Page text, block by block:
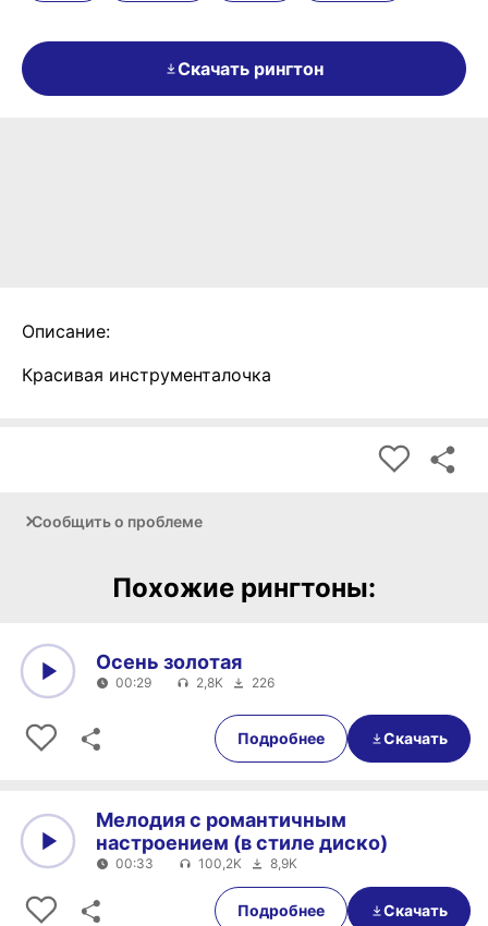
Скачать рингтон
Описание:
Красивая инструменталочка
Сообщить о проблеме
Похожие рингтоны:
00:29
Осень золотая
00:29 2,8K 226
Подробнее Скачать
00:33
Мелодия с романтичным
настроением (в стиле диско)
00:33 100,2K 8,9K
Подробнее Скачать